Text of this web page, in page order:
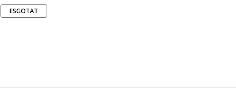
ESGOTAT